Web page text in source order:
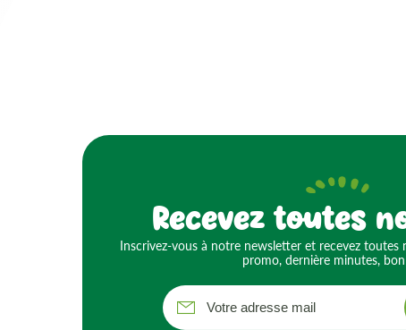
Recevez toutes
Inscrivez-vous à notre newsletter et recevez toutes
promo, dernière minutes,